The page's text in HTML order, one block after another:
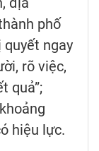
phố
ngay
rõ việc,
quả”;
hiệu lực.